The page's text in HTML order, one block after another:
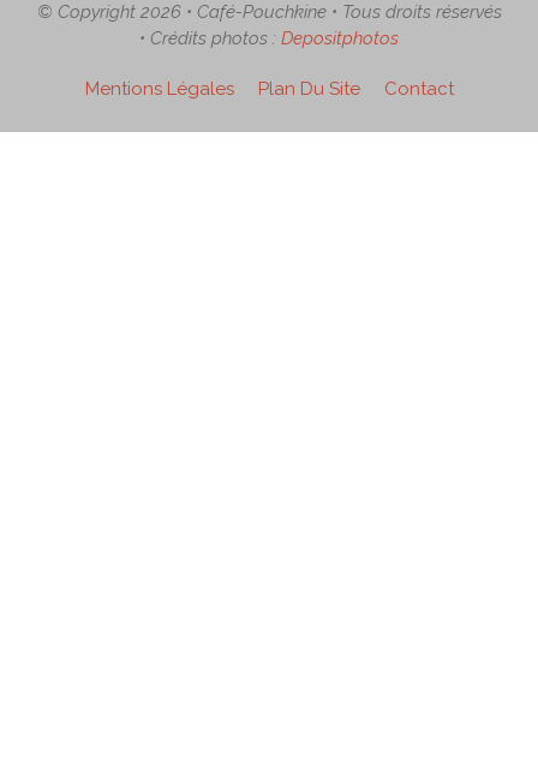
© Copyright 2026 • Café-Pouchkine • Tous droits réservés
• Crédits photos : Depositphotos
Mentions Légales Plan Du Site Contact